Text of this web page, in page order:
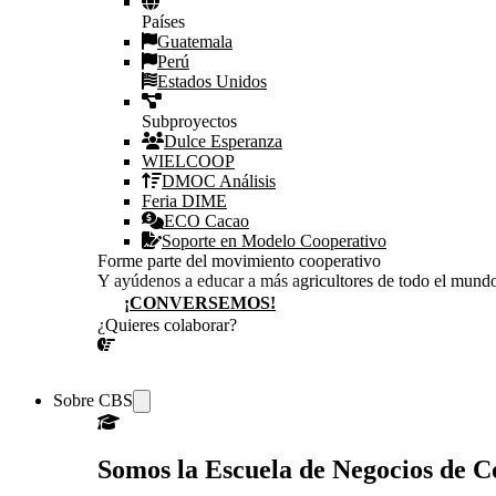
Países
Guatemala
Perú
Estados Unidos
Subproyectos
Dulce Esperanza
WIELCOOP
DMOC Análisis
Feria DIME
ECO Cacao
Soporte en Modelo Cooperativo
Forme parte del movimiento cooperativo
Y ayúdenos a educar a más agricultores de todo el
¡CONVERSEMOS!
¿Quieres colaborar?
Sobre CBS
Somos la Escuela de Negocios de